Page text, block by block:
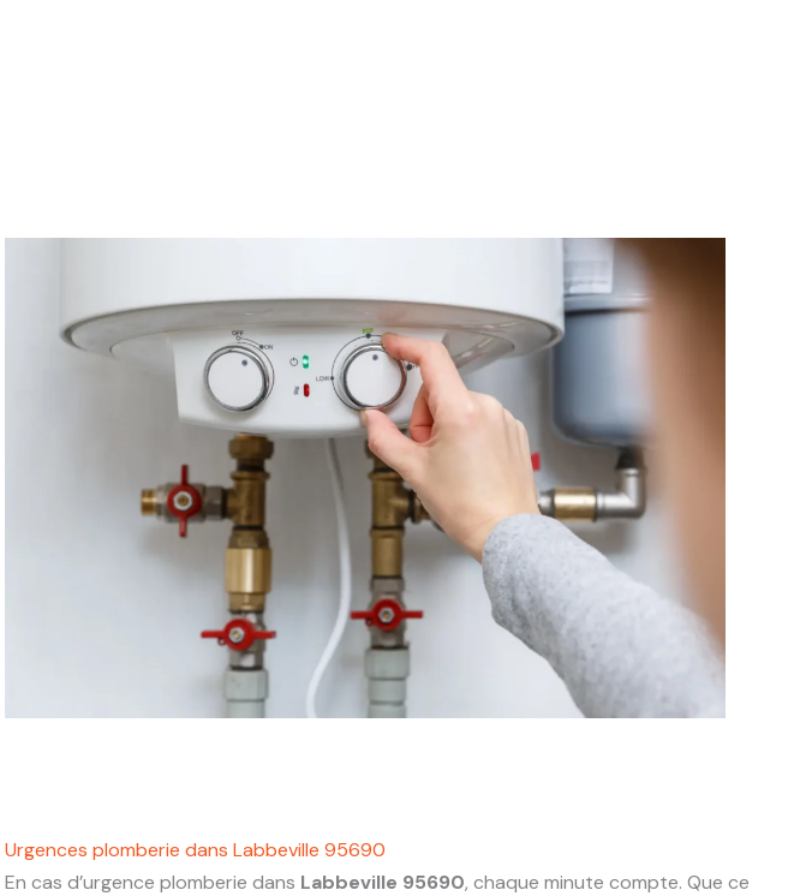
Urgences plomberie dans Labbeville 95690
En cas d’urgence plomberie dans Labbeville 95690, chaque minute compte. Que ce